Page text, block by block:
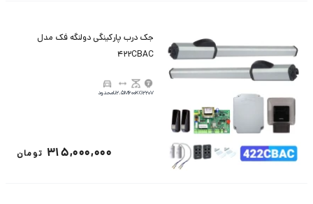
جک درب پارکینگی دولنگه فک مدل
422CBAC
220V
600KG
2.5Mنامحدود
315,000,000 تومان